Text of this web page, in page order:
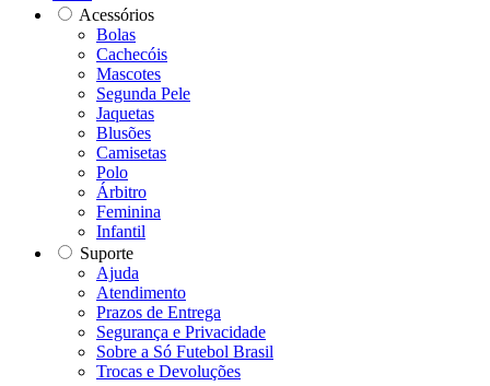
Acessórios
Bolas
Cachecóis
Mascotes
Segunda Pele
Jaquetas
Blusões
Camisetas
Polo
Árbitro
Feminina
Infantil
Suporte
Ajuda
Atendimento
Prazos de Entrega
Segurança e Privacidade
Sobre a Só Futebol Brasil
Trocas e Devoluções